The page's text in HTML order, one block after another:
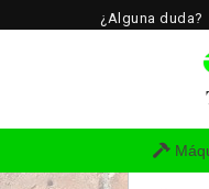
¿Alguna duda?